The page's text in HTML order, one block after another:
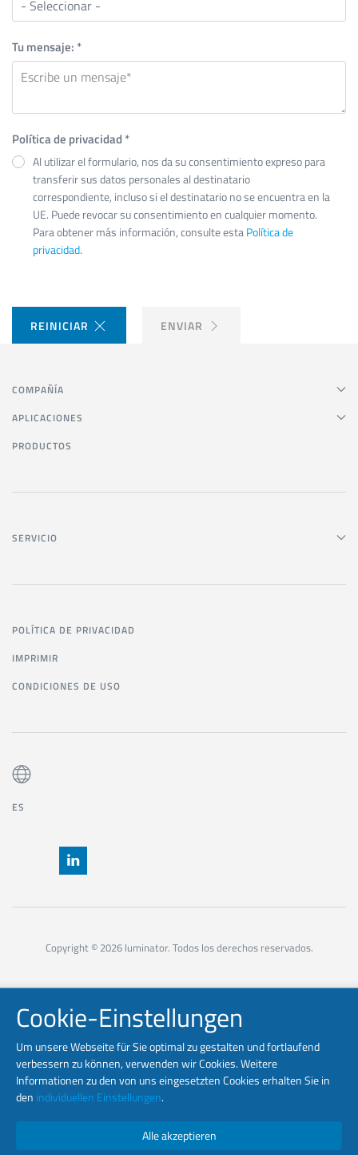
Tu mensaje: *
Política de privacidad *
Al utilizar el formulario, nos da su consentimiento expreso para
transferir sus datos personales al destinatario
correspondiente, incluso si el destinatario no se encuentra en la
UE. Puede revocar su consentimiento en cualquier momento.
Para obtener más información, consulte estaPolítica de
privacidad.
REINICIAR ENVIAR
COMPAÑÍA
APLICACIONES
PRODUCTOS
SERVICIO
POLÍTICA DE PRIVACIDAD
IMPRIMIR
CONDICIONES DE USO
ES
Copyright © 2026 luminator. Todos los derechos reservados.
Cookie-Einstellungen
Um unsere Webseite für Sie optimal zu gestalten und fortlaufend
verbessern zu können, verwenden wir Cookies. Weitere
Informationen zu den von uns eingesetzten Cookies erhalten Sie in
den individuellen Einstellungen.
Alle akzeptieren